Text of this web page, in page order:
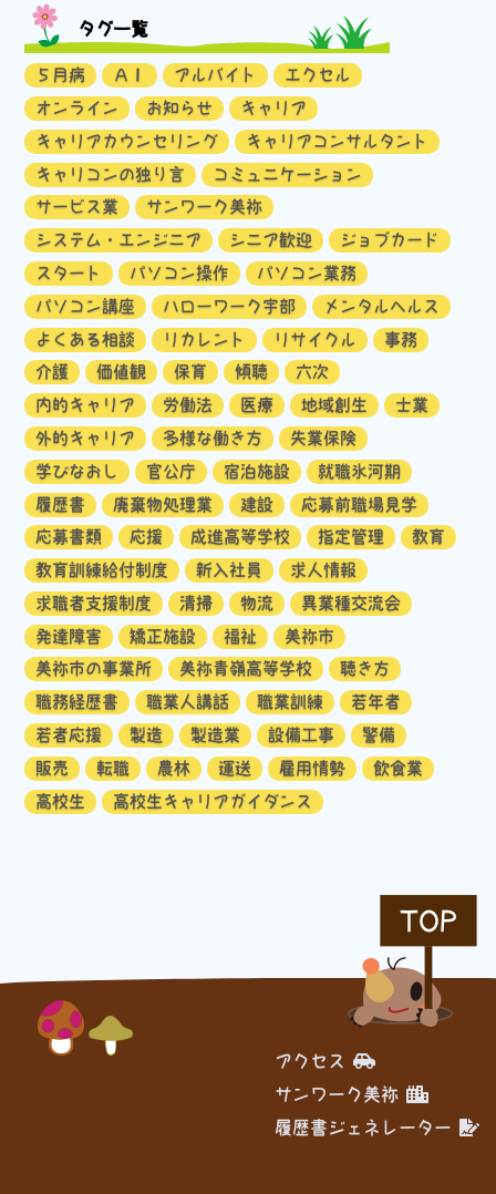
タグ一覧
５月病 ＡＩ アルバイト
エクセル
オンライン
お知らせ
キャリア
キャリアカウンセリング
キャリアコンサルタント
キャリコンの独り言
コミュニケーション
サービス業
サンワーク美祢
システム・エンジニア
シニア歓迎
ジョブカード
スタート
パソコン操作
パソコン業務
パソコン講座
ハローワーク宇部
メンタルヘルス
よくある相談
リカレント リサイクル
事務
介護
価値観 保育 傾聴
六次
内的キャリア
労働法 医療 地域創生
士業
外的キャリア
多様な働き方
失業保険
学びなおし
官公庁 宿泊施設
就職氷河期
履歴書
廃棄物処理業 建設
応募前職場見学
応募書類
応援 成進高等学校 指定管理
教育
教育訓練給付制度
新入社員
求人情報
求職者支援制度
清掃 物流
異業種交流会
発達障害
矯正施設 福祉
美祢市
美祢市の事業所
美祢青嶺高等学校
聴き方
職務経歴書
職業人講話 職業訓練
若年者
若者応援
製造 製造業 設備工事
警備
販売
転職 農林 運送 雇用情勢
飲食業
高校生
高校生キャリアガイダンス
TOP
アクセス
サンワーク美祢
履歴書ジェネレーター